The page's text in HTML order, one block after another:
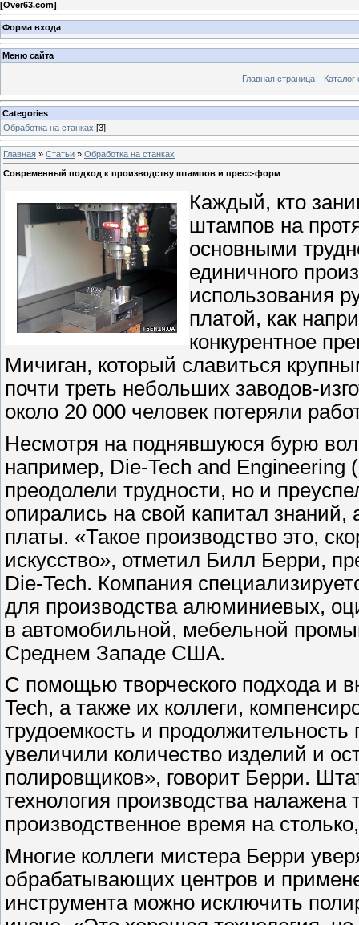
[Over63.com]
Форма входа
Меню сайта
Главная страница Каталог
Categories
Обработка на станках [3]
Главная » Статьи » Обработка на станках
Современный подход к производству штампов и пресс-форм
Каждый, кто
штампов на
основными
единичного
использования
платой, как
конкурентное
Мичиган, который славиться
почти треть небольших заводов-
около 20 000 человек потеряли
Несмотря на поднявшуюся бурю
например, Die-Tech and Engineering
преодолели трудности, но и
опирались на свой капитал знаний,
платы. «Такое производство это,
искусство», отметил Билл Берри,
Die-Tech. Компания
для производства алюминиевых,
в автомобильной, мебельной
Среднем Западе США.
С помощью творческого подхода и
Tech, а также их коллеги,
трудоемкость и
увеличили количество изделий и
полировщиков», говорит Берри.
технология производства
производственное время на
Многие коллеги мистера Берри
обрабатывающих центров и
инструмента можно исключить